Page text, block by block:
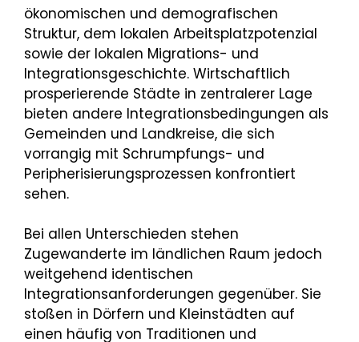
ökonomischen und demografischen
Struktur, dem lokalen Arbeitsplatzpotenzial
sowie der lokalen Migrations- und
Integrationsgeschichte. Wirtschaftlich
prosperierende Städte in zentralerer Lage
bieten andere Integrationsbedingungen als
Gemeinden und Landkreise, die sich
vorrangig mit Schrumpfungs- und
Peripherisierungsprozessen konfrontiert
sehen.
Bei allen Unterschieden stehen
Zugewanderte im ländlichen Raum jedoch
weitgehend identischen
Integrationsanforderungen gegenüber. Sie
stoßen in Dörfern und Kleinstädten auf
einen häufig von Traditionen und